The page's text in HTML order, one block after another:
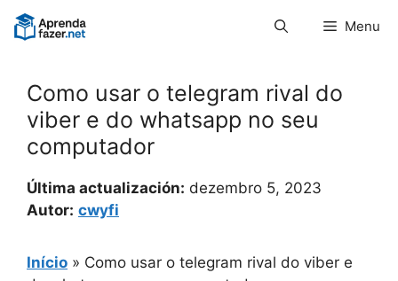
Pular
para
Menu
Como usar o telegram rival do
viber e do whatsapp no seu
computador
Última actualización: dezembro 5, 2023
Autor: cwyfi
Início » Como usar o telegram rival do viber e